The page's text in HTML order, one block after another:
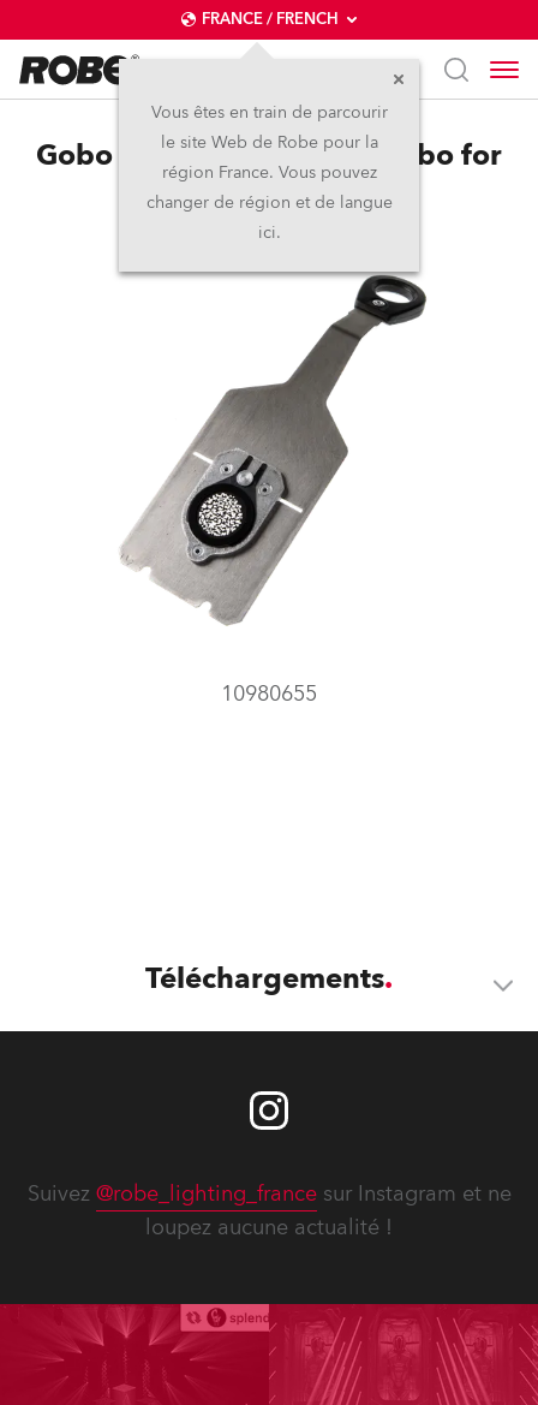
FRANCE / FRENCH
Vous êtes en train de parcourir
le site Web de Robe pour la
région France. Vous pouvez
changer de région et de langue
ici.
Gobo Holder R size with gobo for
T11
10980655
Téléchargements
Suivez @robe_lighting_francesur Instagram et ne
loupez aucune actualité !